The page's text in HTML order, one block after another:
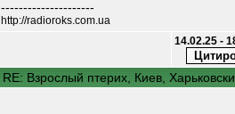
---------------------
http://radioroks.com.ua
14.02.25 -
RE: Взрослый птерих, Киев,